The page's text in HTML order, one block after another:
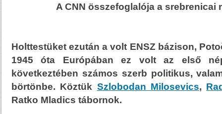
A CNN összefoglalója a srebrenicai
Holttestüket ezután a volt ENSZ bázison,
1945 óta Európában ez volt az első
következtében számos szerb politikus,
börtönbe. Köztük Szlobodan Milosevics,
Ratko Mladics tábornok.